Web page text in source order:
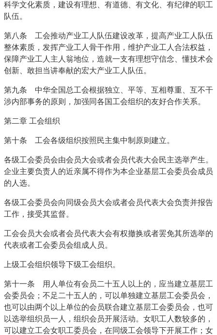
科学文化素质，建设有理想、有道德、有文化、有纪律的职工
队伍。
第八条 工会推动产业工人队伍建设改革，提高产业工人队伍
整体素质，发挥产业工人骨干作用，维护产业工人合法权益，
保障产业工人主人翁地位，造就一支有理想守信念、懂技术会
创新、敢担当讲奉献的宏大产业工人队伍。
第九条 中华全国总工会根据独立、平等、互相尊重、互不干
涉内部事务的原则，加强同各国工会组织的友好合作关系。
第二章 工会组织
第十条 工会各级组织按照民主集中制原则建立。
各级工会委员会由会员大会或者会员代表大会民主选举产生。
企业主要负责人的近亲属不得作为本企业基层工会委员会成员
的人选。
各级工会委员会向同级会员大会或者会员代表大会负责并报告
工作，接受其监督。
工会会员大会或者会员代表大会有权撤换或者罢免其所选举的
代表或者工会委员会组成人员。
上级工会组织领导下级工会组织。
第十一条 用人单位有会员二十五人以上的，应当建立基层工
会委员会；不足二十五人的，可以单独建立基层工会委员会，
也可以由两个以上单位的会员联合建立基层工会委员会，也可
以选举组织员一人，组织会员开展活动。女职工人数较多的，
可以建立工会女职工委员会，在同级工会领导下开展工作；女